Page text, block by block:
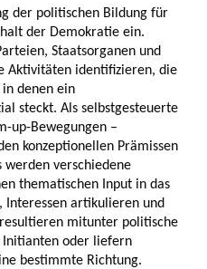
der politischen Bildung für
der Demokratie ein.
Staatsorganen und
Aktivitäten identifizieren, die
denen ein
steckt. Als selbstgesteuerte
up-Bewegungen –
konzeptionellen Prämissen
werden verschiedene
thematischen Input in das
Interessen artikulieren und
mitunter politische
Initianten oder liefern
bestimmte Richtung.